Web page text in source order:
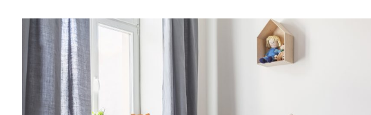
Entra anche tu nel mondo delle Royal
community è grandissima e speciale.Una volta al
consigli per rendere più semplice l’organizzazione
famiglia, grazie a spunti su genitorialità, crescita,